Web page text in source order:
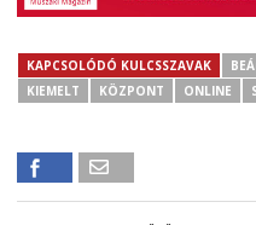
KAPCSOLÓDÓ KULCSSZAVAK
KIEMELT
KÖZPONT ONLINE